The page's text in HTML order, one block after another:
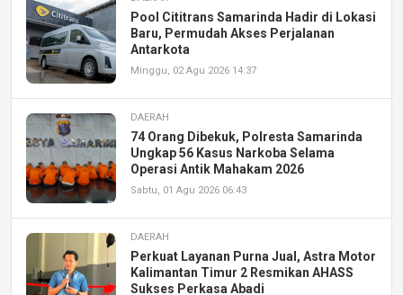
Pool Cititrans Samarinda Hadir di Lokasi
Baru, Permudah Akses Perjalanan
Antarkota
Minggu, 02 Agu 2026 14:37
DAERAH
74 Orang Dibekuk, Polresta Samarinda
Ungkap 56 Kasus Narkoba Selama
Operasi Antik Mahakam 2026
Sabtu, 01 Agu 2026 06:43
DAERAH
Perkuat Layanan Purna Jual, Astra Motor
Kalimantan Timur 2 Resmikan AHASS
Sukses Perkasa Abadi